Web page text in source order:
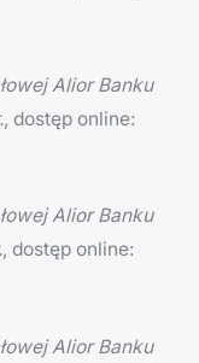
Alior Banku
, dostęp online:
Alior Banku
, dostęp online:
Alior Banku